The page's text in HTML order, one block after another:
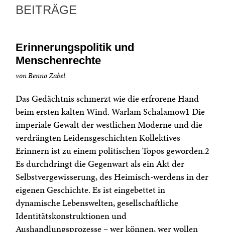
BEITRÄGE
Erinnerungspolitik und
Menschenrechte
von Benno Zabel
Das Gedächtnis schmerzt wie die erfrorene Hand
beim ersten kalten Wind. Warlam Schalamow1 Die
imperiale Gewalt der westlichen Moderne und die
verdrängten Leidensgeschichten Kollektives
Erinnern ist zu einem politischen Topos geworden.2
Es durchdringt die Gegenwart als ein Akt der
Selbstvergewisserung, des Heimisch-werdens in der
eigenen Geschichte. Es ist eingebettet in
dynamische Lebenswelten, gesellschaftliche
Identitätskonstruktionen und
Aushandlungsprozesse – wer können, wer wollen